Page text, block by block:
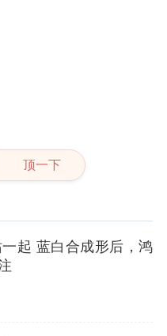
顶一下
起 蓝白合成形后，鸿